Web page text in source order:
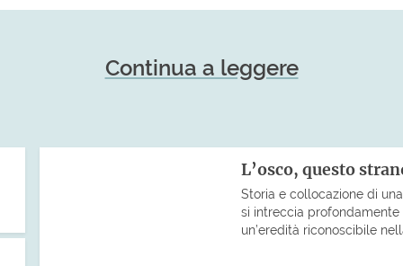
Continua a leggere
L’osco, questo
Storia e collocazione di
si intreccia
un’eredità riconoscibile